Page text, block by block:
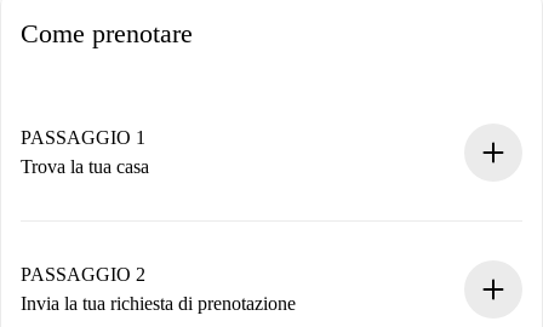
Come prenotare
PASSAGGIO 1
Trova la tua casa
Hai tutte le informazioni necessarie in anticipo.
PASSAGGIO 2
Invia la tua richiesta di prenotazione